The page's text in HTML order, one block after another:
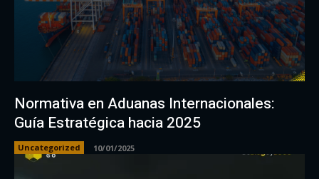
Normativa en Aduanas Internacionales:
Guía Estratégica hacia 2025
Uncategorized 10/01/2025